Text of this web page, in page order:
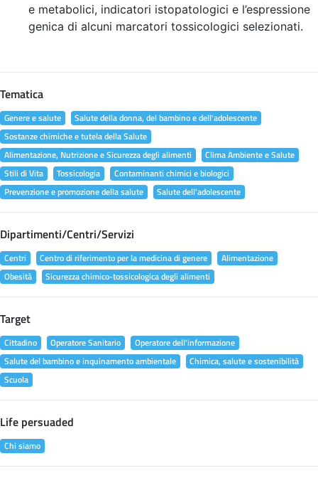
e metabolici, indicatori istopatologici e l’espressione
genica di alcuni marcatori tossicologici selezionati.
Tematica
Genere e salute
Salute della donna, del bambino e dell'adolescente
Sostanze chimiche e tutela della Salute
Alimentazione, Nutrizione e Sicurezza degli alimenti
Clima Ambiente e Salute
Stili di Vita
Tossicologia
Contaminanti chimici e biologici
Prevenzione e promozione della salute
Salute dell'adolescente
Dipartimenti/Centri/Servizi
Centri Centro di riferimento per la medicina di genere
Alimentazione
Obesità
Sicurezza chimico-tossicologica degli alimenti
Target
Cittadino Operatore Sanitario
Operatore dell'informazione
Salute del bambino e inquinamento ambientale
Chimica, salute e sostenibilità
Scuola
Life persuaded
Chi siamo